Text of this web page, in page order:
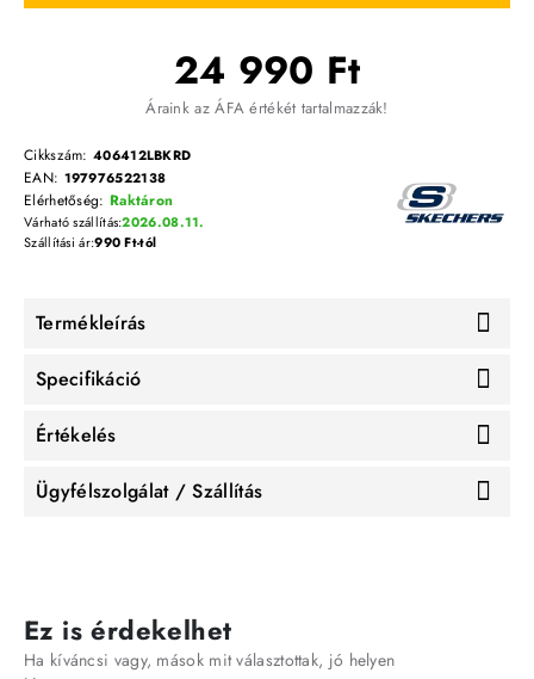
24 990 Ft
Áraink az ÁFA értékét tartalmazzák!
Cikkszám: 406412LBKRD
EAN: 197976522138
Elérhetőség: Raktáron
Várható szállítás:2026.08.11.
Szállítási ár:990 Ft-tól
Termékleírás
Specifikáció
Értékelés
Ügyfélszolgálat / Szállítás
Ez is érdekelhet
Ha kíváncsi vagy, mások mit választottak, jó helyen